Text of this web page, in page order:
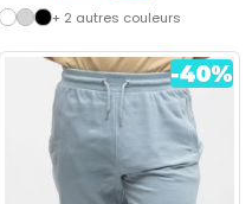
+ 2 autres couleurs